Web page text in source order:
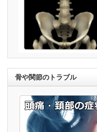
骨や関節のトラブル